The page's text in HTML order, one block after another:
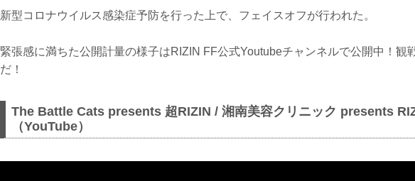
新型コロナウイルス感染症予防を行った上で、フェイスオフが行われた。
緊張感に満ちた公開計量の様子はRIZIN FF公式Youtubeチャンネルで公開中！観
だ！
The Battle Cats presents 超RIZIN / 湘南美容クリニック presents
（YouTube）